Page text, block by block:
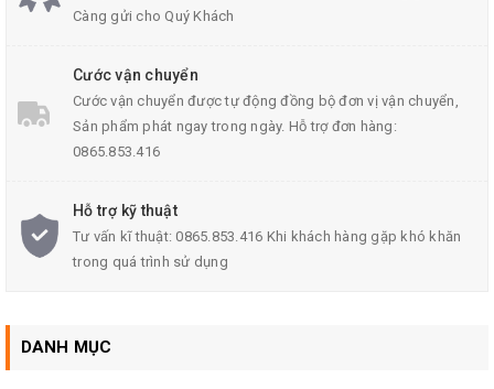
Càng gửi cho Quý Khách
Cước vận chuyển
Cước vận chuyển được tự động đồng bộ đơn vị vận chuyển,
Sản phẩm phát ngay trong ngày. Hỗ trợ đơn hàng:
0865.853.416
Hỗ trợ kỹ thuật
Tư vấn kĩ thuật: 0865.853.416 Khi khách hàng gặp khó khăn
trong quá trình sử dụng
DANH MỤC